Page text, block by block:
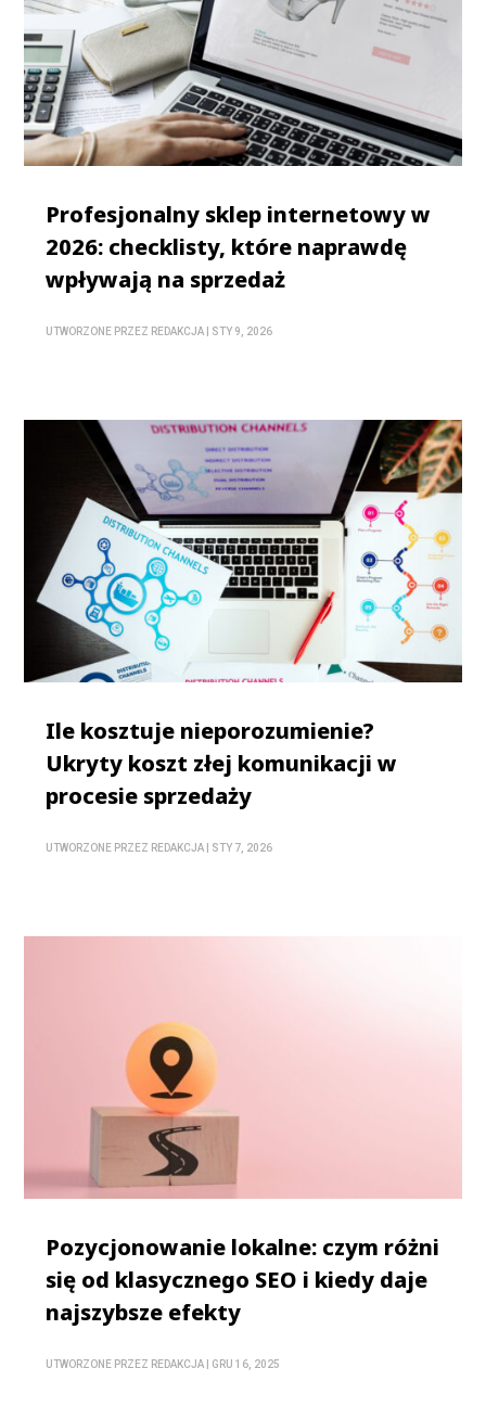
Profesjonalny sklep internetowy w
2026: checklisty, które naprawdę
wpływają na sprzedaż
UTWORZONE PRZEZ REDAKCJA STY 9, 2026
Ile kosztuje nieporozumienie?
Ukryty koszt złej komunikacji w
procesie sprzedaży
UTWORZONE PRZEZ REDAKCJA STY 7, 2026
Pozycjonowanie lokalne: czym różni
się od klasycznego SEO i kiedy daje
najszybsze efekty
UTWORZONE PRZEZ REDAKCJA GRU 16, 2025